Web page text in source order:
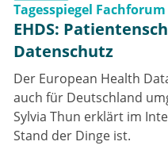
Tagesspiegel
EHDS:
Datenschutz
Der European Health
auch für Deutschland
Sylvia Thun erklärt im
Stand der Dinge ist.